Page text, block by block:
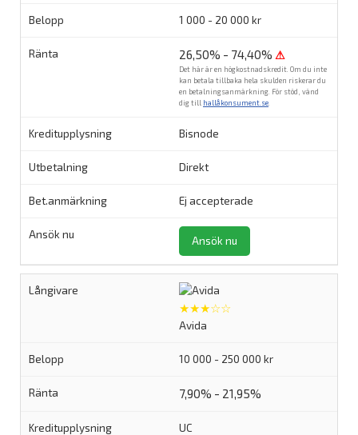
1 000 - 20 000 kr
26,50% - 74,40% ⚠
Det här är en högkostnadskredit. Om du inte
kan betala tillbaka hela skulden riskerar du
en betalningsanmärkning. För stöd, vänd
dig till hallåkonsument.se
Bisnode
Direkt
Ej accepterade
Ansök nu
★★★☆☆
Avida
10 000 - 250 000 kr
7,90% - 21,95%
UC